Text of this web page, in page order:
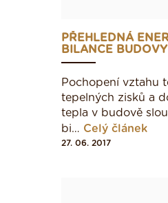
PŘEHLEDNÁ
BILANCE BUDOVY
Pochopení vztahu
tepelných zisků a
tepla v budově
bi… Celý článek
27. 06. 2017